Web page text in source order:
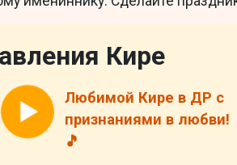
Кире
Любимой Кире в ДР с
признаниями в любви!
🎵